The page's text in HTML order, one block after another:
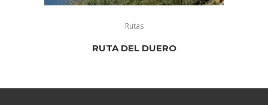
Rutas
RUTA DEL DUERO